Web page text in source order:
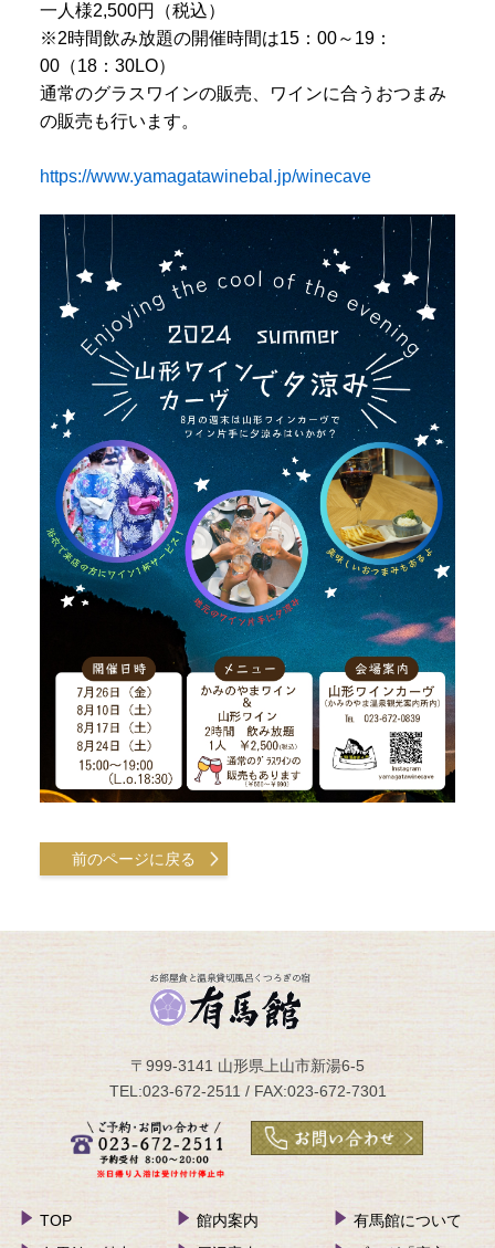
一人様2,500円（税込）
※2時間飲み放題の開催時間は15：00～19：
00（18：30LO）
通常のグラスワインの販売、ワインに合うおつまみ
の販売も行います。
https://www.yamagatawinebal.jp/winecave
前のページに戻る
〒999-3141 山形県上山市新湯6-5
TEL:023-672-2511 / FAX:023-672-7301
TOP 館内案内
有馬館について